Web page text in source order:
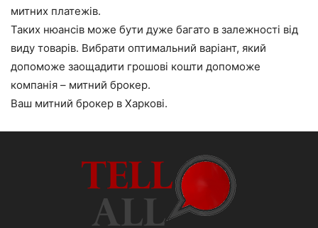
митних платежів.
Таких нюансів може бути дуже багато в залежності від
виду товарів. Вибрати оптимальний варіант, який
допоможе заощадити грошові кошти допоможе
компанія – митний брокер.
Ваш митний брокер в Харкові.